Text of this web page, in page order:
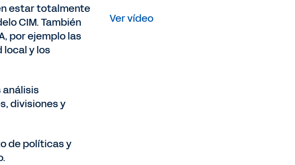
estar totalmente
CIM. También
por ejemplo las
local y los
divisiones y
de políticas y
Ver vídeo